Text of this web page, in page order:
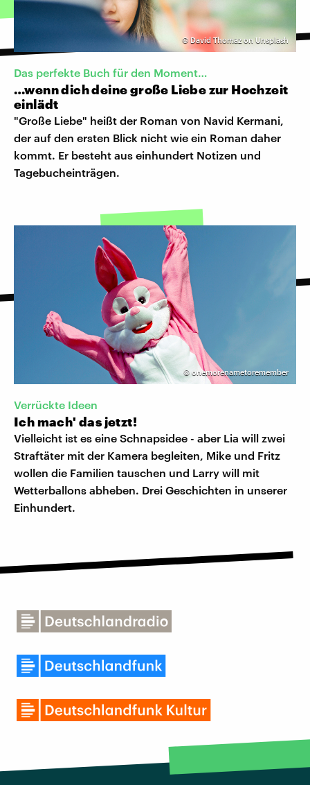
© David Thomaz on Unsplash
Das perfekte Buch für den Moment…
…wenn dich deine große Liebe zur Hochzeit
einlädt
"Große Liebe" heißt der Roman von Navid Kermani,
der auf den ersten Blick nicht wie ein Roman daher
kommt. Er besteht aus einhundert Notizen und
Tagebucheinträgen.
© onemorenametoremember
Verrückte Ideen
Ich mach' das jetzt!
Vielleicht ist es eine Schnapsidee - aber Lia will zwei
Straftäter mit der Kamera begleiten, Mike und Fritz
wollen die Familien tauschen und Larry will mit
Wetterballons abheben. Drei Geschichten in unserer
Einhundert.